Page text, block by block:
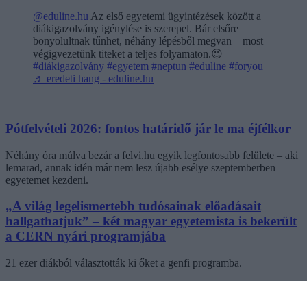
@eduline.hu Az első egyetemi ügyintézések között a
diákigazolvány igénylése is szerepel. Bár elsőre
bonyolultnak tűnhet, néhány lépésből megvan – most
végigvezetünk titeket a teljes folyamaton.😉
#diákigazolvány #egyetem #neptun #eduline #foryou
♬ eredeti hang - eduline.hu
Pótfelvételi 2026: fontos határidő jár le ma éjfélkor
Néhány óra múlva bezár a felvi.hu egyik legfontosabb felülete – aki
lemarad, annak idén már nem lesz újabb esélye szeptemberben
egyetemet kezdeni.
„A világ legelismertebb tudósainak előadásait
hallgathatjuk” – két magyar egyetemista is bekerült
a CERN nyári programjába
21 ezer diákból választották ki őket a genfi programba.